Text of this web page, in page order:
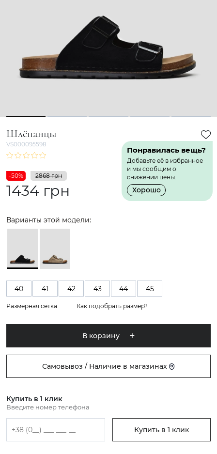
1 2 3 4 5
Шлёпанцы
VS000095598
Понравилась вещь?
Добавьте её в избранное
и мы сообщим о
снижении цены.
Хорошо
-50% 2868 грн
1434 грн
Варианты этой модели:
40 41 42 43 44 45
Размерная сетка Как подобрать размер?
В корзину
Самовывоз / Наличие в магазинах
Купить в 1 клик
Введите номер телефона
Купить в 1 клик